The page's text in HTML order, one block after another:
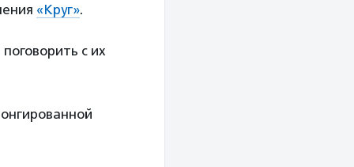
«Круг».
с их